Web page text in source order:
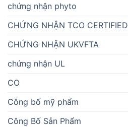
chứng nhận phyto
CHỨNG NHẬN TCO CERTIFIED
CHỨNG NHẬN UKVFTA
chứng nhận UL
CO
Công bố mỹ phẩm
Công Bố Sản Phẩm